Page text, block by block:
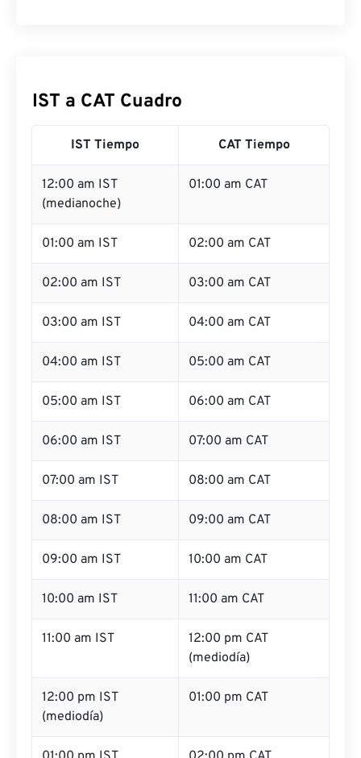
IST a CAT Cuadro
IST Tiempo CAT Tiempo
12:00 am IST
(medianoche)
01:00 am CAT
01:00 am IST 02:00 am CAT
02:00 am IST 03:00 am CAT
03:00 am IST 04:00 am CAT
04:00 am IST 05:00 am CAT
05:00 am IST 06:00 am CAT
06:00 am IST 07:00 am CAT
07:00 am IST 08:00 am CAT
08:00 am IST 09:00 am CAT
09:00 am IST 10:00 am CAT
10:00 am IST 11:00 am CAT
11:00 am IST
12:00 pm CAT
(mediodía)
12:00 pm IST
(mediodía)
01:00 pm CAT